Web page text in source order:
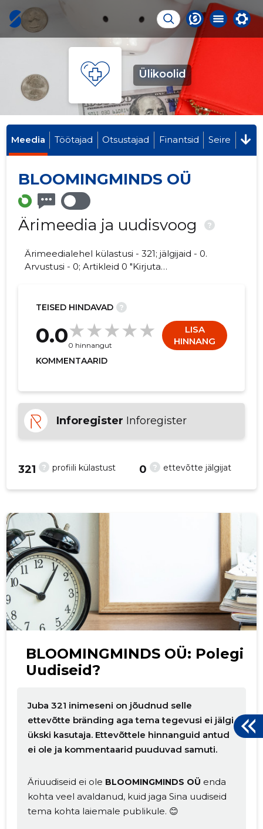
Ülikoolid
Meedia Töötajad Otsustajad Finantsid Seire
BLOOMINGMINDS OÜ
Ärimeedia ja uudisvoog ?
Ärimeedialehel külastusi - 321; jälgijaid - 0.
Arvustusi - 0; Artikleid 0 "Kirjuta
TEISED HINDAVAD ?
0.00 hinnangut
LISA
HINNANG
KOMMENTAARID
Inforegister Inforegister
? profiili külastust
321 ? ettevõtte jälgijat
0
BLOOMINGMINDS OÜ: Polegi
Uudiseid?
Juba 321 inimeseni on jõudnud selle
ettevõtte bränding aga tema tegevusi ei jälgi
ükski kasutaja. Ettevõttele hinnanguid antud
ei ole ja kommentaarid puuduvad samuti.
Äriuudiseid ei ole BLOOMINGMINDS OÜ enda
kohta veel avaldanud, kuid jaga Sina uudiseid
tema kohta laiemale publikule. 😊